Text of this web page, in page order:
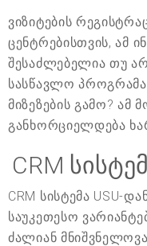
ვიზიტების
ცენტრებისთვის, ამ
შესაძლებელია თუ
სასწავლო
მიზეზების გამო? ამ
განხორციელდება
CRM
CRM სისტემა USU-
საუკეთესო
ძალიან